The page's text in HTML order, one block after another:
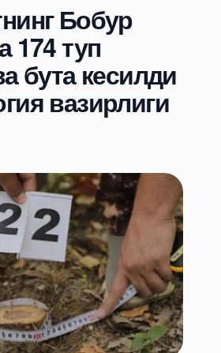
Бобур
174 туп
бута кесилди
вазирлиги